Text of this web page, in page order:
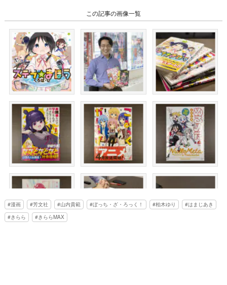
この記事の画像一覧
漫画 芳文社 山内貴範 ぼっち・ざ・ろっく！ 柏木ゆり
はまじあき
きらら
きららMAX